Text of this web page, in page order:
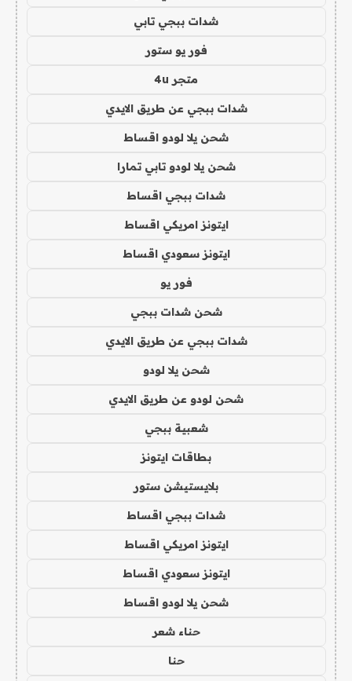
شدات ببجي تابي
فور يو ستور
متجر 4u
شدات ببجي عن طريق الايدي
شحن يلا لودو اقساط
شحن يلا لودو تابي تمارا
شدات ببجي اقساط
ايتونز امريكي اقساط
ايتونز سعودي اقساط
فور يو
شحن شدات ببجي
شدات ببجي عن طريق الايدي
شحن يلا لودو
شحن لودو عن طريق الايدي
شعبية ببجي
بطاقات ايتونز
بلايستيشن ستور
شدات ببجي اقساط
ايتونز امريكي اقساط
ايتونز سعودي اقساط
شحن يلا لودو اقساط
حناء شعر
حنا